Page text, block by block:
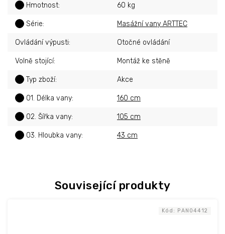
Související produkty
Kód: PAN04412
Hmotnost: 60 kg
Série: Masážní vany ARTTEC
Ovládání výpusti: Otočné ovládání
Volně stojící: Montáž ke stěně
Typ zboží: Akce
01. Délka vany: 160 cm
02. Šířka vany: 105 cm
03. Hloubka vany: 43 cm